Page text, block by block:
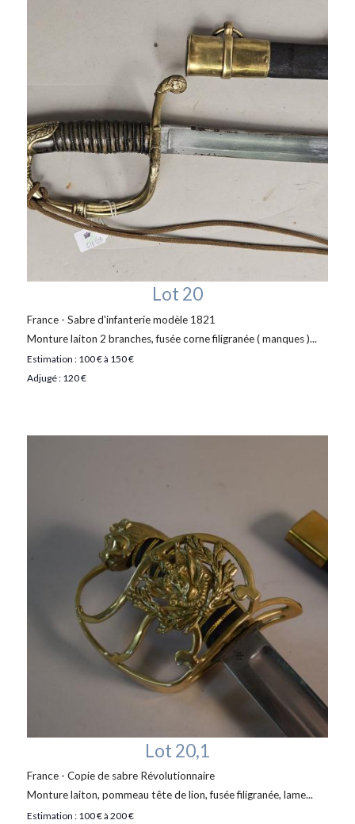
Lot 20
France - Sabre d'infanterie modèle 1821
Monture laiton 2 branches, fusée corne filigranée ( manques )...
Estimation : 100 € à 150 €
Adjugé : 120 €
Lot 20,1
France - Copie de sabre Révolutionnaire
Monture laiton, pommeau tête de lion, fusée filigranée, lame...
Estimation : 100 € à 200 €